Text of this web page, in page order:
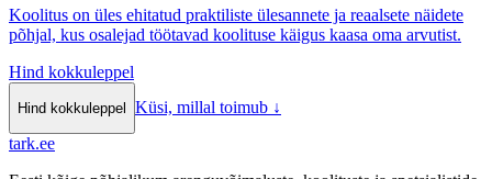
Koolitus on üles ehitatud praktiliste ülesannete ja reaalsete näidete
põhjal, kus osalejad töötavad koolituse käigus kaasa oma arvutist.
Hind kokkuleppel
Hind kokkuleppel Küsi, millal toimub ↓
tark.ee